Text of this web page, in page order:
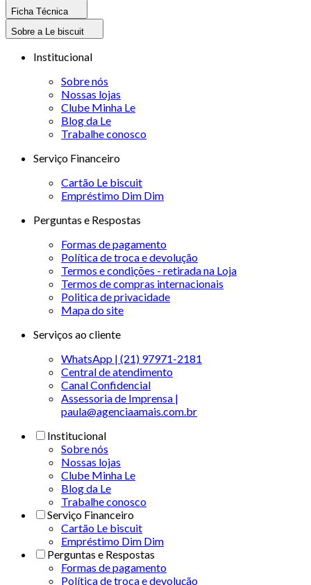
Ficha Técnica
Sobre a Le biscuit
Institucional
Sobre nós
Nossas lojas
Clube Minha Le
Blog da Le
Trabalhe conosco
Serviço Financeiro
Cartão Le biscuit
Empréstimo Dim Dim
Perguntas e Respostas
Formas de pagamento
Política de troca e devolução
Termos e condições - retirada na Loja
Termos de compras internacionais
Politica de privacidade
Mapa do site
Serviços ao cliente
WhatsApp | (21) 97971-2181
Central de atendimento
Canal Confidencial
Assessoria de Imprensa |
paula@agenciaamais.com.br
Institucional
Sobre nós
Nossas lojas
Clube Minha Le
Blog da Le
Trabalhe conosco
Serviço Financeiro
Cartão Le biscuit
Empréstimo Dim Dim
Perguntas e Respostas
Formas de pagamento
Política de troca e devolução